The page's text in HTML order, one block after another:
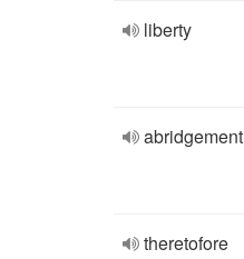
liberty
abridgement
theretofore